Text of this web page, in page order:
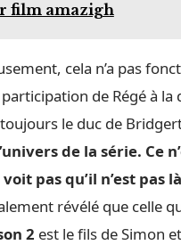
film amazigh
cela n’a pas
de Régé à la
le duc de
de la série. Ce
pas qu’il n’est pas
révélé que celle
2 est le fils de Simon